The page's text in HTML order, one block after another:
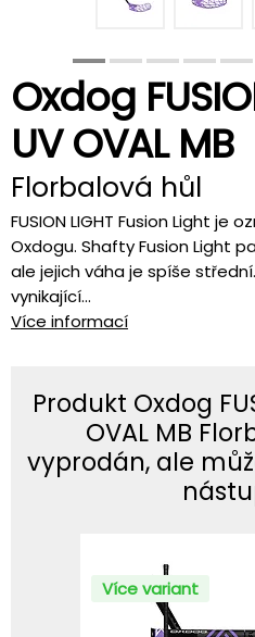
Oxdog
UV OVAL MB
Florbalová hůl
FUSION LIGHT Fusion Light
Oxdogu. Shafty Fusion Light
ale jejich váha je spíše
vynikající...
Více informací
Produkt Oxdog
OVAL MB
vyprodán, ale
Více variant